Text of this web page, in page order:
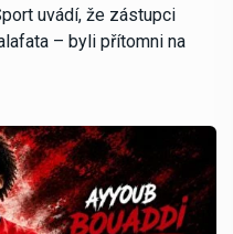
uvádí, že zástupci
– byli přítomni na